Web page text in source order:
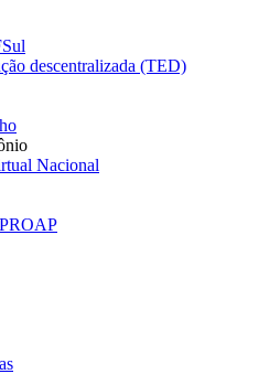
descentralizada (TED)
Nacional